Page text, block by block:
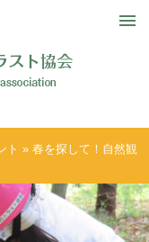
ト » 春を探して！自然観